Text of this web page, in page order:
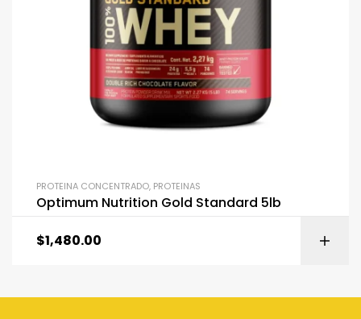
PROTEINA CONCENTRADO, PROTEINAS
Optimum Nutrition Gold Standard 5lb
$1,480.00